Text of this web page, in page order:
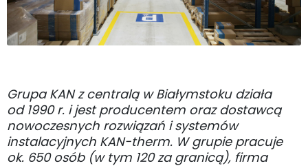
Grupa KAN z centralą w Białymstoku działa
od 1990 r. i jest producentem oraz dostawcą
nowoczesnych rozwiązań i systemów
instalacyjnych KAN-therm. W grupie pracuje
ok. 650 osób (w tym 120 za granicą), firma